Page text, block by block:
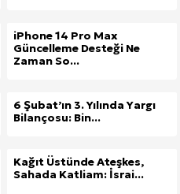
iPhone 14 Pro Max
Güncelleme Desteği Ne
Zaman So...
6 Şubat’ın 3. Yılında Yargı
Bilançosu: Bin...
Kağıt Üstünde Ateşkes,
Sahada Katliam: İsrai...